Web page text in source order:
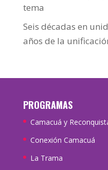
tema
Seis décadas en
años de la
PROGRAMAS
Camacuá y
Conexión Camacuá
La Trama